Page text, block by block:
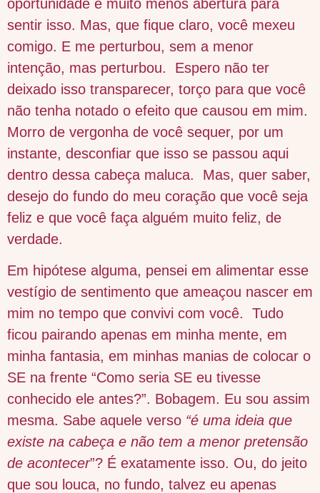
oportunidade e muito menos abertura para
sentir isso. Mas, que fique claro, você mexeu
comigo. E me perturbou, sem a menor
intenção, mas perturbou. Espero não ter
deixado isso transparecer, torço para que você
não tenha notado o efeito que causou em mim.
Morro de vergonha de você sequer, por um
instante, desconfiar que isso se passou aqui
dentro dessa cabeça maluca. Mas, quer saber,
desejo do fundo do meu coração que você seja
feliz e que você faça alguém muito feliz, de
verdade.
Em hipótese alguma, pensei em alimentar esse
vestígio de sentimento que ameaçou nascer em
mim no tempo que convivi com você. Tudo
ficou pairando apenas em minha mente, em
minha fantasia, em minhas manias de colocar o
SE na frente “Como seria SE eu tivesse
conhecido ele antes?”. Bobagem. Eu sou assim
mesma. Sabe aquele verso “é uma ideia que
existe na cabeça e não tem a menor pretensão
de acontecer”? É exatamente isso. Ou, do jeito
que sou louca, no fundo, talvez eu apenas